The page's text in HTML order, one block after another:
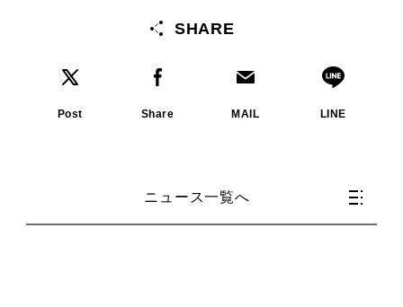
SHARE
Post Share MAIL LINE
ニュース一覧へ